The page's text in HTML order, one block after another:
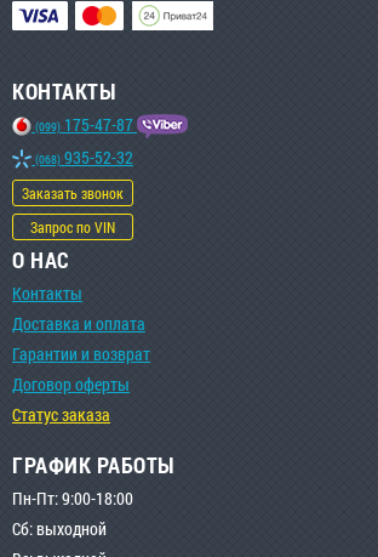
КОНТАКТЫ
(099) 175-47-87
(068) 935-52-32
Заказать звонок
Запрос по VIN
О НАС
Контакты
Доставка и оплата
Гарантии и возврат
Договор оферты
Статус заказа
ГРАФИК РАБОТЫ
Пн-Пт: 9:00-18:00
Сб: выходной